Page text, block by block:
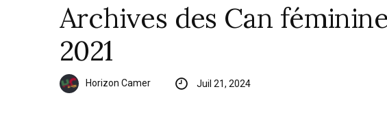
Archives des Can
2021
Horizon Camer Juil 21, 2024